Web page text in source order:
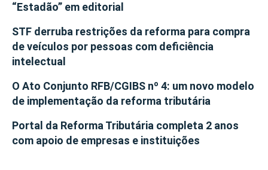
“Estadão” em editorial
STF derruba restrições da reforma para compra
de veículos por pessoas com deficiência
intelectual
O Ato Conjunto RFB/CGIBS nº 4: um novo modelo
de implementação da reforma tributária
Portal da Reforma Tributária completa 2 anos
com apoio de empresas e instituições